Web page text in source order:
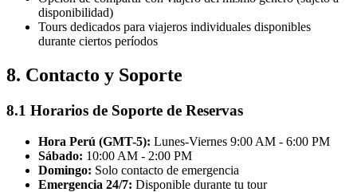
disponibilidad)
Tours dedicados para viajeros individuales disponibles
durante ciertos períodos
8. Contacto y Soporte
8.1 Horarios de Soporte de Reservas
Hora Perú (GMT-5): Lunes-Viernes 9:00 AM - 6:00 PM
Sábado: 10:00 AM - 2:00 PM
Domingo: Solo contacto de emergencia
Emergencia 24/7: Disponible durante tu tour